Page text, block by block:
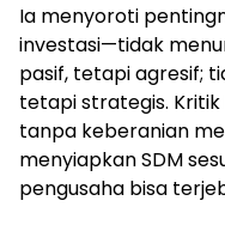
Ia menyoroti
investasi—tidak
pasif, tetapi agresif;
tetapi strategis.
tanpa keberanian
menyiapkan SDM
pengusaha bisa